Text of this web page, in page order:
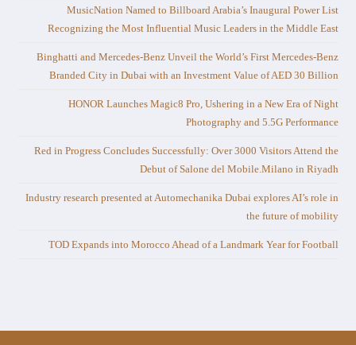
MusicNation Named to Billboard Arabia’s Inaugural Power List
Recognizing the Most Influential Music Leaders in the Middle East
Binghatti and Mercedes-Benz Unveil the World’s First Mercedes-Benz
Branded City in Dubai with an Investment Value of AED 30 Billion
HONOR Launches Magic8 Pro, Ushering in a New Era of Night
Photography and 5.5G Performance
Red in Progress Concludes Successfully: Over 3000 Visitors Attend the
Debut of Salone del Mobile.Milano in Riyadh
Industry research presented at Automechanika Dubai explores AI’s role in
the future of mobility
TOD Expands into Morocco Ahead of a Landmark Year for Football